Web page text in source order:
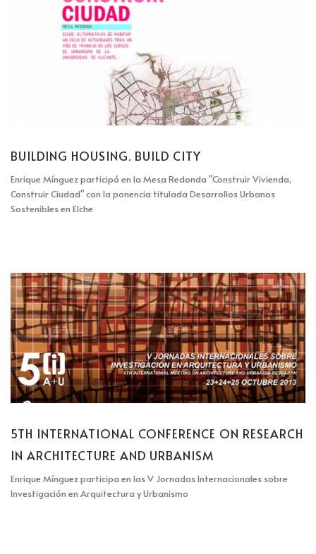
BUILDING HOUSING. BUILD CITY
Enrique Mínguez participó en la Mesa Redonda "Construir Vivienda,
Construir Ciudad" con la ponencia titulada Desarrollos Urbanos
Sostenibles en Elche
5TH INTERNATIONAL CONFERENCE ON RESEARCH
IN ARCHITECTURE AND URBANISM
Enrique Mínguez participa en las V Jornadas Internacionales sobre
Investigación en Arquitectura y Urbanismo